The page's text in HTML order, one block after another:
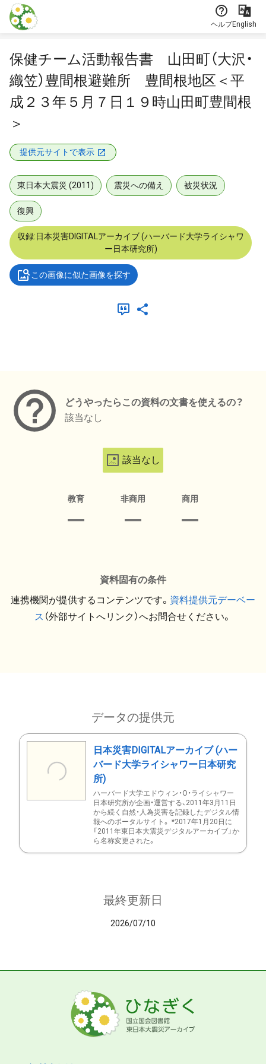
本文に飛ぶ
ヘルプEnglish
保健チーム活動報告書 山田町（大沢・
織笠）豊間根避難所 豊間根地区＜平
成２３年５月７日１９時山田町豊間根
＞
提供元サイトで表示
東日本大震災 (2011) 震災への備え 被災状況
復興
収録:日本災害DIGITALアーカイブ (ハーバード大学ライシャワ
ー日本研究所)
この画像に似た画像を探す
どうやったらこの資料の文書を使えるの？
該当なし
該当なし
教育 非商用 商用
資料固有の条件
連携機関が提供するコンテンツです。 資料提供元デーベー
ス （外部サイトへリンク）へお問合せください。
データの提供元
日本災害DIGITALアーカイブ (ハー
バード大学ライシャワー日本研究
所)
ハーバード大学エドウィン・O・ライシャワー
日本研究所が企画・運営する、2011年3月11日
から続く自然・人為災害を記録したデジタル情
報へのポータルサイト。 *2017年1月20日に
「2011年東日本大震災デジタルアーカイブ」か
ら名称変更された。
最終更新日
2026/07/10